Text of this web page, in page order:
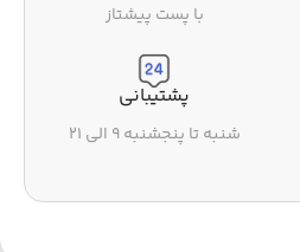
با پست پیشتاز
پشتیبانی
شنبه تا پنجشنبه ۹ الی ۲۱